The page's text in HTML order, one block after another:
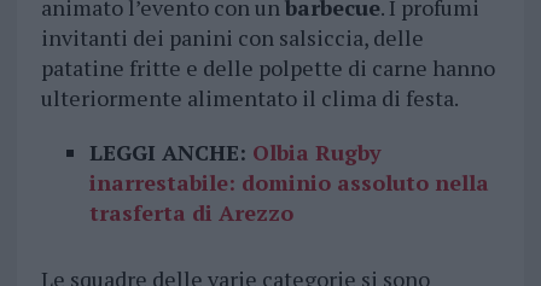
animato l’evento con unbarbecue. I profumi
invitanti dei panini con salsiccia, delle
patatine fritte e delle polpette di carne hanno
ulteriormente alimentato il clima di festa.
LEGGI ANCHE: Olbia Rugby
inarrestabile: dominio assoluto nella
trasferta di Arezzo
Le squadre delle varie categorie si sono